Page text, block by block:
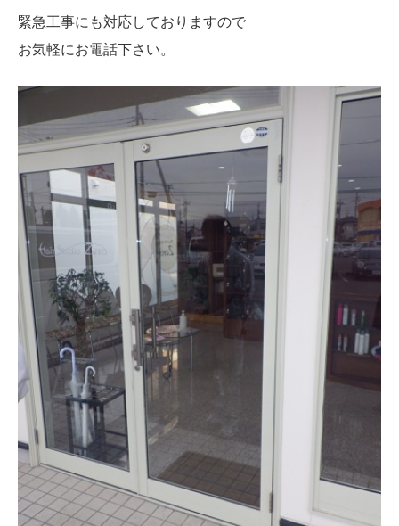
緊急工事にも対応しておりますので
お気軽にお電話下さい。